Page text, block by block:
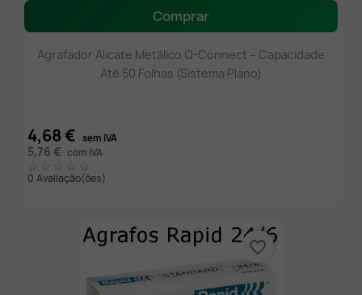
Comprar
Agrafador Alicate Metálico Q-Connect – Capacidade
Até 50 Folhas (Sistema Plano)
4,68 € sem IVA
5,76 € com IVA
0 Avaliação(ões)
favorite_border